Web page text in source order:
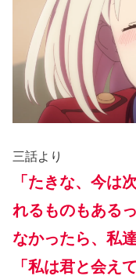
三話より
「たきな、今は
れるものもある
なかったら、私
「私は君と会